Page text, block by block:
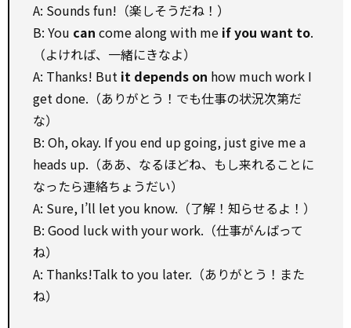
A: Sounds fun!（楽しそうだね！）
B: You can come along with me if you want to.
（よければ、一緒にきなよ）
A: Thanks! But it depends on how much work I
get done.（ありがとう！でも仕事の状況次第だ
な）
B: Oh, okay. If you end up going, just give me a
heads up.（ああ、なるほどね、もし来れることに
なったら連絡ちょうだい）
A: Sure, I’ll let you know.（了解！知らせるよ！）
B: Good luck with your work.（仕事がんばって
ね）
A: Thanks!Talk to you later.（ありがとう！また
ね）